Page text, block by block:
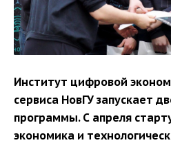
Институт цифровой
сервиса НовГУ запускает
программы. С апреля
экономика и